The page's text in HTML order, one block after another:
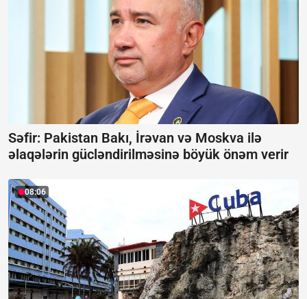
Səfir: Pakistan Bakı, İrəvan və Moskva ilə
əlaqələrin gücləndirilməsinə böyük önəm verir
08:06